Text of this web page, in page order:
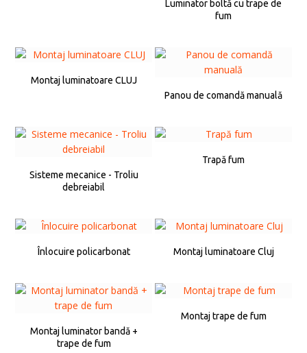
Luminator boltă cu trape de
fum
Montaj luminatoare CLUJ
Panou de comandă manuală
Sisteme mecanice - Troliu
debreiabil
Trapă fum
Înlocuire policarbonat Montaj luminatoare Cluj
Montaj luminator bandă +
trape de fum
Montaj trape de fum